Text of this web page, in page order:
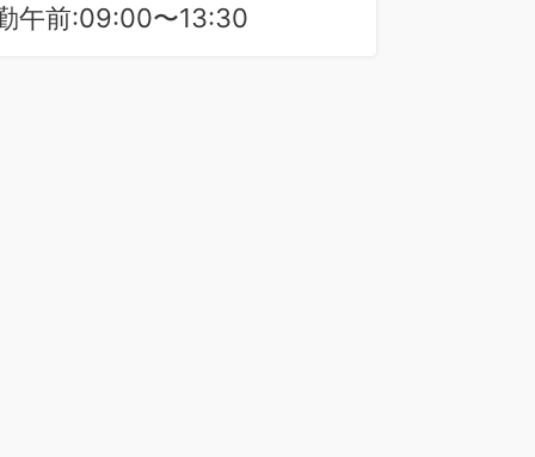
午前:09:00〜13:30